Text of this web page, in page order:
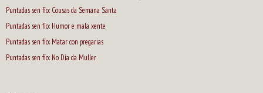
Puntadas sen fío: Cousas da Semana Santa
Puntadas sen fío: Humor e mala xente
Puntadas sen fío: Matar con pregarias
Puntadas sen fío: No Día da Muller